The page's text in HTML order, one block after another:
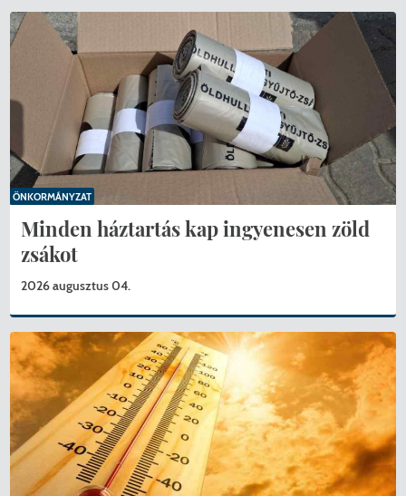
Minden háztartás kap ingyenesen zöld
zsákot
2026 augusztus 04.
ÖNKORMÁNYZAT